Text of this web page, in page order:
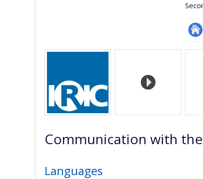
Media
Communication with
Languages